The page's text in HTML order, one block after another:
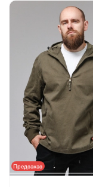
Предзаказ